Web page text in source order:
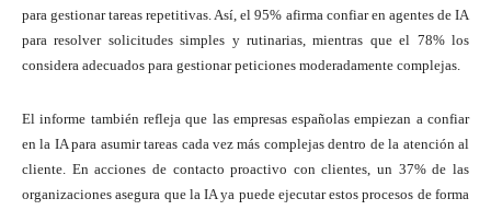
para gestionar tareas repetitivas. Así, el 95% afirma confiar en agentes de IA
para resolver solicitudes simples y rutinarias, mientras que el 78% los
considera adecuados para gestionar peticiones moderadamente complejas.
El informe también refleja que las empresas españolas empiezan a confiar
en la IA para asumir tareas cada vez más complejas dentro de la atención al
cliente. En acciones de contacto proactivo con clientes, un 37% de las
organizaciones asegura que la IA ya puede ejecutar estos procesos de forma